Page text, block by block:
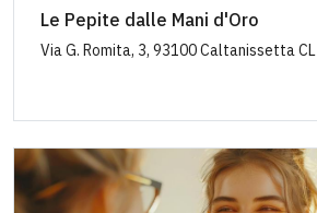
Le Pepite dalle Mani d'Oro
Via G. Romita, 3, 93100 Caltanissetta CL